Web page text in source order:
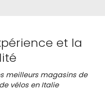
et la
meilleurs magasins de
vélos en Italie